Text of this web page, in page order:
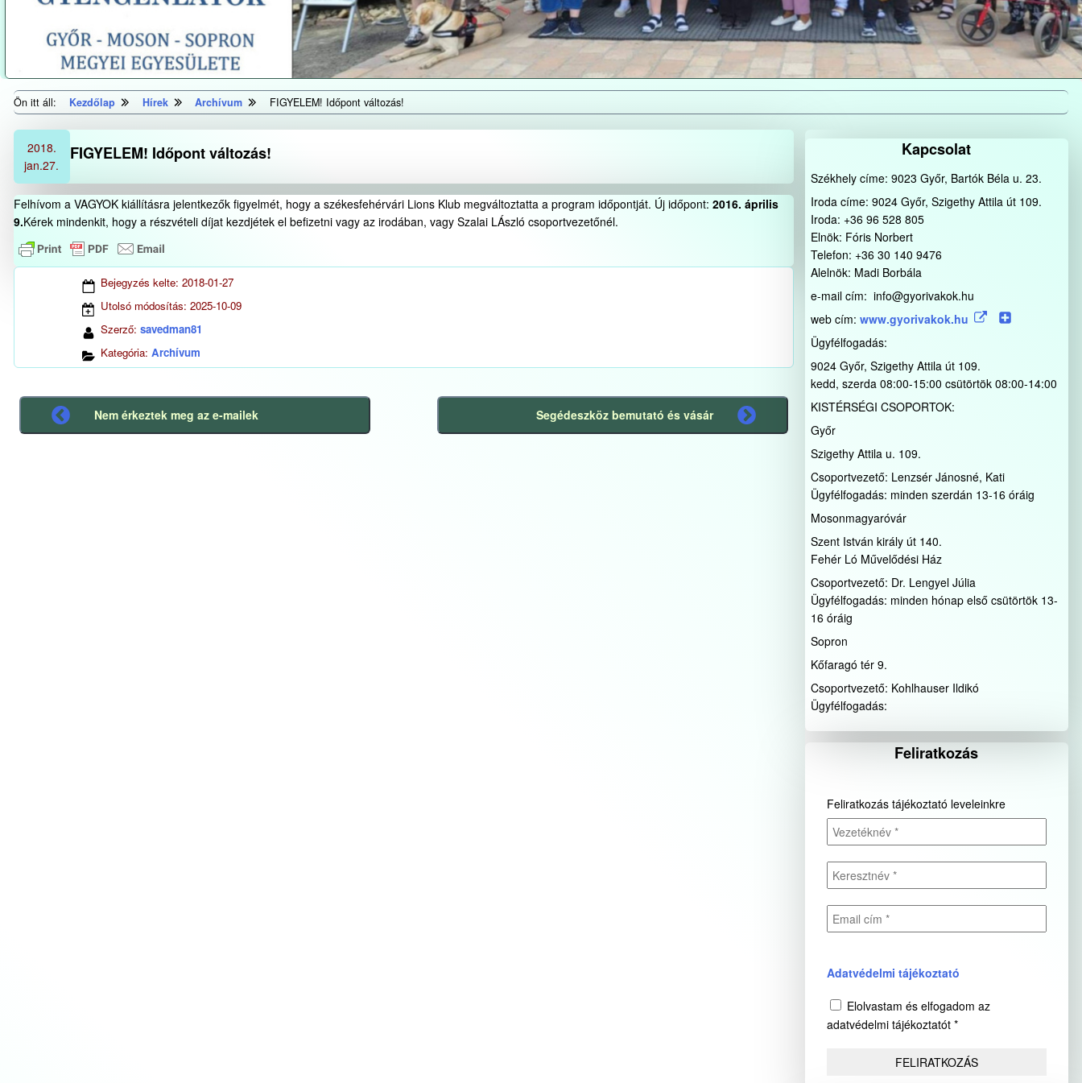
Ön itt áll: Kezdőlap Hírek Archívum FIGYELEM! Időpont változás!
FIGYELEM! Időpont változás!
2018.
jan.27.
Felhívom a VAGYOK kiállításra jelentkezők figyelmét, hogy a székesfehérvári Lions Klub megváltoztatta a program időpontját. Új időpont: 2016. április
9.Kérek mindenkit, hogy a részvételi díjat kezdjétek el befizetni vagy az irodában, vagy Szalai LÁszló csoportvezetőnél.
Bejegyzés kelte: 2018-01-27
Utolsó módosítás: 2025-10-09
Szerző: savedman81
Kategória: Archívum
Előző
Nem érkeztek meg az e-mailek Segédeszköz bemutató és vásár
Kapcsolat
Székhely címe: 9023 Győr, Bartók Béla u. 23.
Iroda címe: 9024 Győr, Szigethy Attila út 109.
Iroda: +36 96 528 805
Elnök: Fóris Norbert
Telefon: +36 30 140 9476
Alelnök: Madi Borbála
e-mail cím: info@gyorivakok.hu
web cím: www.gyorivakok.hu
Ügyfélfogadás:
9024 Győr, Szigethy Attila út 109.
kedd, szerda 08:00-15:00 csütörtök 08:00-14:00
KISTÉRSÉGI CSOPORTOK:
Győr
Szigethy Attila u. 109.
Csoportvezető: Lenzsér Jánosné, Kati
Ügyfélfogadás: minden szerdán 13-16 óráig
Mosonmagyaróvár
Szent István király út 140.
Fehér Ló Művelődési Ház
Csoportvezető: Dr. Lengyel Júlia
Ügyfélfogadás: minden hónap első csütörtök 13-
16 óráig
Sopron
Kőfaragó tér 9.
Csoportvezető: Kohlhauser Ildikó
Ügyfélfogadás:
Feliratkozás
Feliratkozás tájékoztató leveleinkre
Adatvédelmi tájékoztató
Elolvastam és elfogadom az
adatvédelmi tájékoztatót *